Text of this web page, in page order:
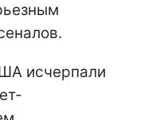
исчерпали